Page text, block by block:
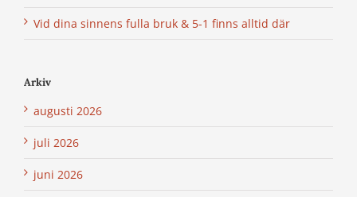
Vid dina sinnens fulla bruk & 5-1 finns alltid där
Arkiv
augusti 2026
juli 2026
juni 2026